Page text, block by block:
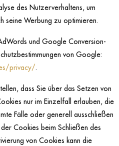
des Nutzerverhaltens, um
seine Werbung zu optimieren.
und Google Conversion-
von Google:
privacy/.
dass Sie über das Setzen von
nur im Einzelfall erlauben, die
Fälle oder generell ausschließen
Cookies beim Schließen des
von Cookies kann die